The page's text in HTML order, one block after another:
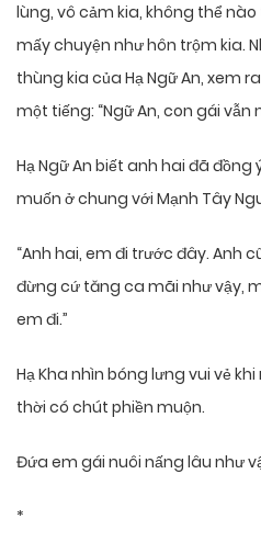
lùng, vô cảm kia, không thể
mấy chuyện như hôn trộm kia.
thùng kia của Hạ Ngữ An, xem
một tiếng: “Ngữ An, con gái
Hạ Ngữ An biết anh hai đã đồng
muốn ở chung với Mạnh Tây
“Anh hai, em đi trước đây. Anh
đừng cứ tăng ca mãi như vậy,
em đi.”
Hạ Kha nhìn bóng lưng vui vẻ khi
thời có chút phiền muộn.
Đứa em gái nuôi nấng lâu như
*